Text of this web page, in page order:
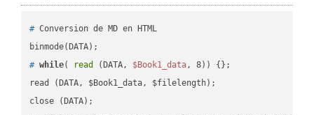
# Conversion de MD en HTML
# while( read (DATA, $Book1_data, 8)) {};
read (DATA, $Book1_data, $filelength);
close (DATA);